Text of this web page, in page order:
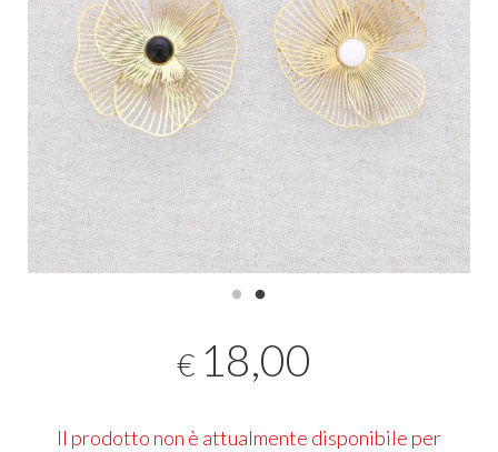
€ 18,00
Il prodotto non è attualmente disponibile per